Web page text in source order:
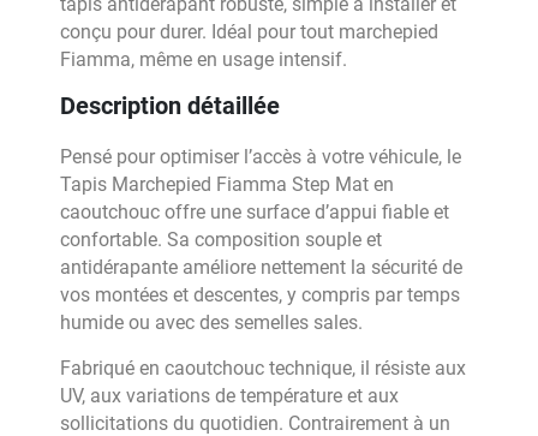
tapis antidérapant robuste, simple à installer et
conçu pour durer. Idéal pour tout marchepied
Fiamma, même en usage intensif.
Description détaillée
Pensé pour optimiser l’accès à votre véhicule, le
Tapis Marchepied Fiamma Step Mat en
caoutchouc offre une surface d’appui fiable et
confortable. Sa composition souple et
antidérapante améliore nettement la sécurité de
vos montées et descentes, y compris par temps
humide ou avec des semelles sales.
Fabriqué en caoutchouc technique, il résiste aux
UV, aux variations de température et aux
sollicitations du quotidien. Contrairement à un